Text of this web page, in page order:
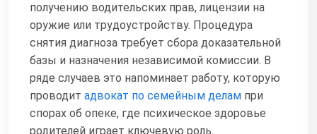
получению водительских прав, лицензии на
оружие или трудоустройству. Процедура
снятия диагноза требует сбора доказательной
базы и назначения независимой комиссии. В
ряде случаев это напоминает работу, которую
проводит адвокат по семейным делам при
спорах об опеке, где психическое здоровье
родителей играет ключевую роль.